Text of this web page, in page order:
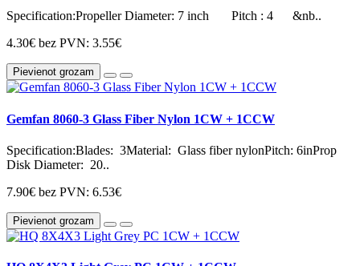
Specification:Propeller Diameter: 7 inch Pitch : 4 &nb..
4.30€ bez PVN: 3.55€
Pievienot grozam
Gemfan 8060-3 Glass Fiber Nylon 1CW + 1CCW
Specification:Blades: 3Material: Glass fiber nylonPitch: 6inProp
Disk Diameter: 20..
7.90€ bez PVN: 6.53€
Pievienot grozam